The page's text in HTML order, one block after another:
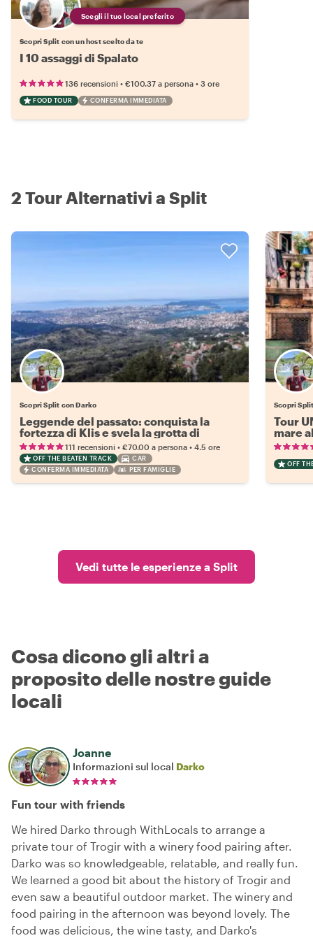
Scegli il tuo local preferito
Scopri Split con un host scelto da te
I 10 assaggi di Spalato
136 recensioni • €100.37 a persona • 3 ore
FOOD TOUR CONFERMA IMMEDIATA
2 Tour Alternativi a Split
Scopri Split con Darko
Leggende del passato: conquista la
fortezza di Klis e svela la grotta di
Vranjaca111 recensioni • €70.00 a persona • 4.5 ore
OFF THE BEATEN TRACK
CAR
CONFERMA IMMEDIATA
PER FAMIGLIE
Scopri
Tour
mare
OFF
Vedi tutte le esperienze a Split
Cosa dicono gli altri a
proposito delle nostre guide
locali
Joanne
Informazioni sul local Darko
Fun tour with friends
We hired Darko through WithLocals to arrange a
private tour of Trogir with a winery food pairing after.
Darko was so knowledgeable, relatable, and really fun.
We learned a good bit about the history of Trogir and
even saw a beautiful outdoor market. The winery and
food pairing in the afternoon was beyond lovely. The
food was delicious, the wine tasty, and Darko's